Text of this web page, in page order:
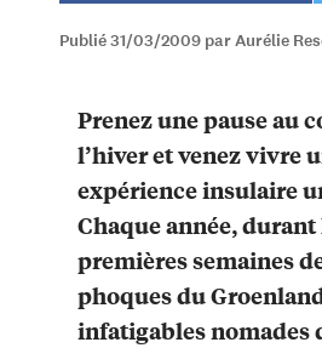
Publié 31/03/2009 par Aurélie
Prenez une pause au
l’hiver et venez vivre
expérience insulaire
Chaque année,
premières semaines
phoques du
infatigables nomades